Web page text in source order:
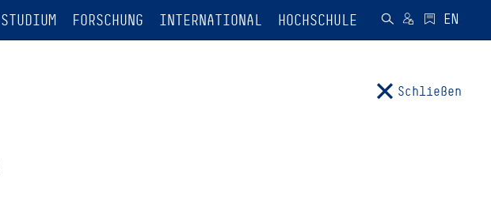
STUDIUM FORSCHUNG INTERNATIONAL HOCHSCHULE
Schließen